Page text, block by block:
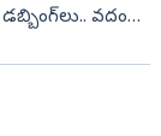
వదంది